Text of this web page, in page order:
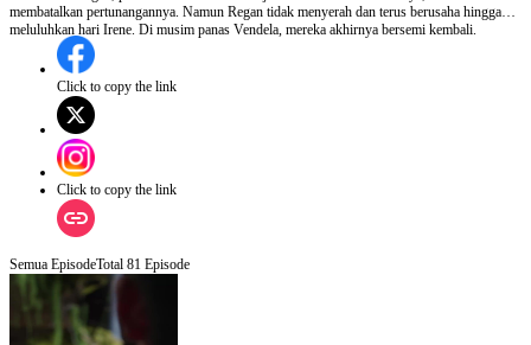
membatalkan pertunangannya. Namun Regan tidak menyerah dan terus berusaha hingga
meluluhkan hari Irene. Di musim panas Vendela, mereka akhirnya bersemi kembali.
Click to copy the link
Click to copy the link
Semua EpisodeTotal 81 Episode